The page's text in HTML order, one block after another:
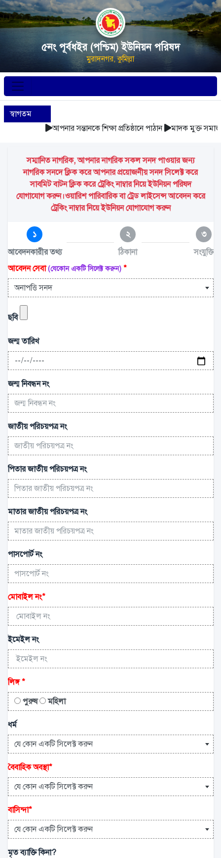
৫নং পূর্বধইর (পশ্চিম) ইউনিয়ন পরিষদ
মুরাদনগর, কুমিল্লা
স্বাগতম
আপনার সন্তানকে শিক্ষা প্রতিষ্ঠানে পাঠান
মাদক মুক্ত সমাজ
সম্মানিত নাগরিক, আপনার নাগরিক সকল সনদ পাওয়ার জন্য
নাগরিক সনদে ক্লিক করে আপনার প্রয়োজনীয় সনদ সিলেক্ট করে
সাবমিট বাটন ক্লিক করে ট্রেকিং নাম্বার নিয়ে ইউনিয়ন পরিষদ
যোগাযোগ করুন।ওয়ারিশ পারিবারিক বা ট্রেড লাইসেন্স আবেদন করে
ট্রেকিং নাম্বার নিয়ে ইউনিয়ন যোগাযোগ করুন
১
আবেদনকারীর তথ্য
২
ঠিকানা
৩
সংযুক্তি
আবেদন সেবা(যেকোন একটি সিলেক্ট করুন) *
অনাপত্তি সনদ
ছবি
জন্ম তারিখ
জন্ম নিবন্ধন নং
জাতীয় পরিচয়পত্র নং
পিতার জাতীয় পরিচয়পত্র নং
মাতার জাতীয় পরিচয়পত্র নং
পাসপোর্ট নং
মোবাইল নং*
ইমেইল নং
লিঙ্গ*
পুরুষ
মহিলা
ধর্ম
যে কোন একটি সিলেক্ট করুন
বৈবাহিক অবস্থা*
যে কোন একটি সিলেক্ট করুন
বাসিন্দা*
যে কোন একটি সিলেক্ট করুন
মৃত ব্যাক্তি কিনা?